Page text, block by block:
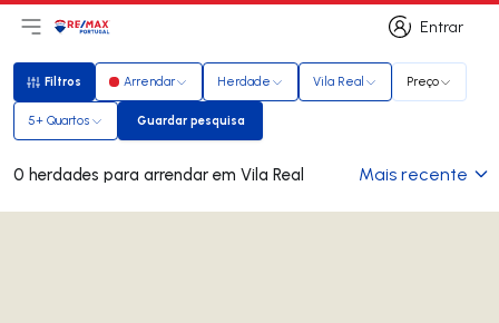
Entrar
Entrar
Abri menu principal
LogoIr para página inicial
Filtros
Filtros Arrendar Herdade Vila Real Preço
5+ Quartos Guardar pesquisa
Guardar pesquisa
0 herdades para arrendar em Vila Real Mais recente